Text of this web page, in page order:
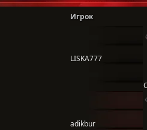
Игрок
LISKA777
adikbur